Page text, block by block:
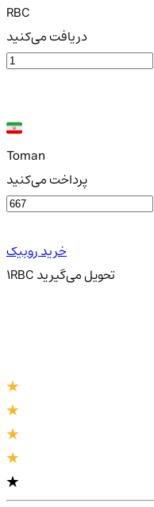
RBC
دریافت می‌کنید
Toman
پرداخت می‌کنید
خرید روبیک
1RBC تحویلمی‌گیرید